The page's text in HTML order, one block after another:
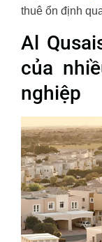
thuê ổn định
Al
của
nghiệp